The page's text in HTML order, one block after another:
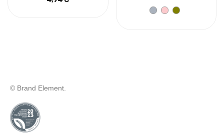
© Brand Element.